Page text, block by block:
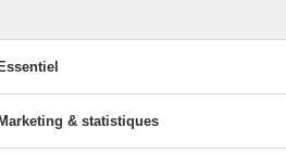
& statistiques